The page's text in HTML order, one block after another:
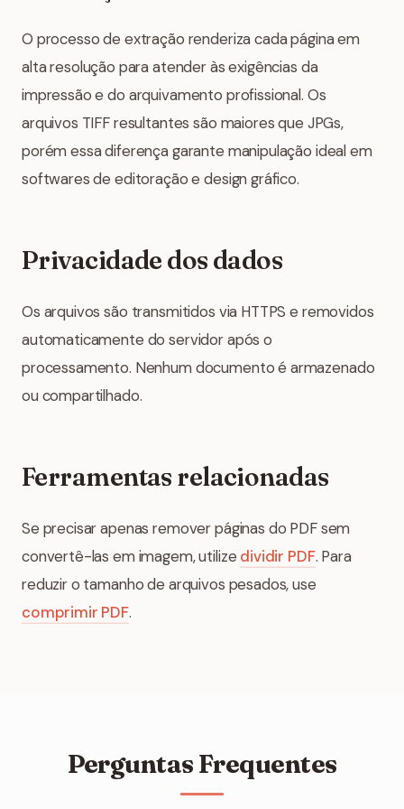
O processo de extração renderiza cada página em
alta resolução para atender às exigências da
impressão e do arquivamento profissional. Os
arquivos TIFF resultantes são maiores que JPGs,
porém essa diferença garante manipulação ideal em
softwares de editoração e design gráfico.
Privacidade dos dados
Os arquivos são transmitidos via HTTPS e removidos
automaticamente do servidor após o
processamento. Nenhum documento é armazenado
ou compartilhado.
Ferramentas relacionadas
Se precisar apenas remover páginas do PDF sem
convertê-las em imagem, utilize dividir PDF. Para
reduzir o tamanho de arquivos pesados, use
comprimir PDF.
Perguntas Frequentes